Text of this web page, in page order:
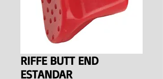
RIFFE BUTT END
ESTANDAR